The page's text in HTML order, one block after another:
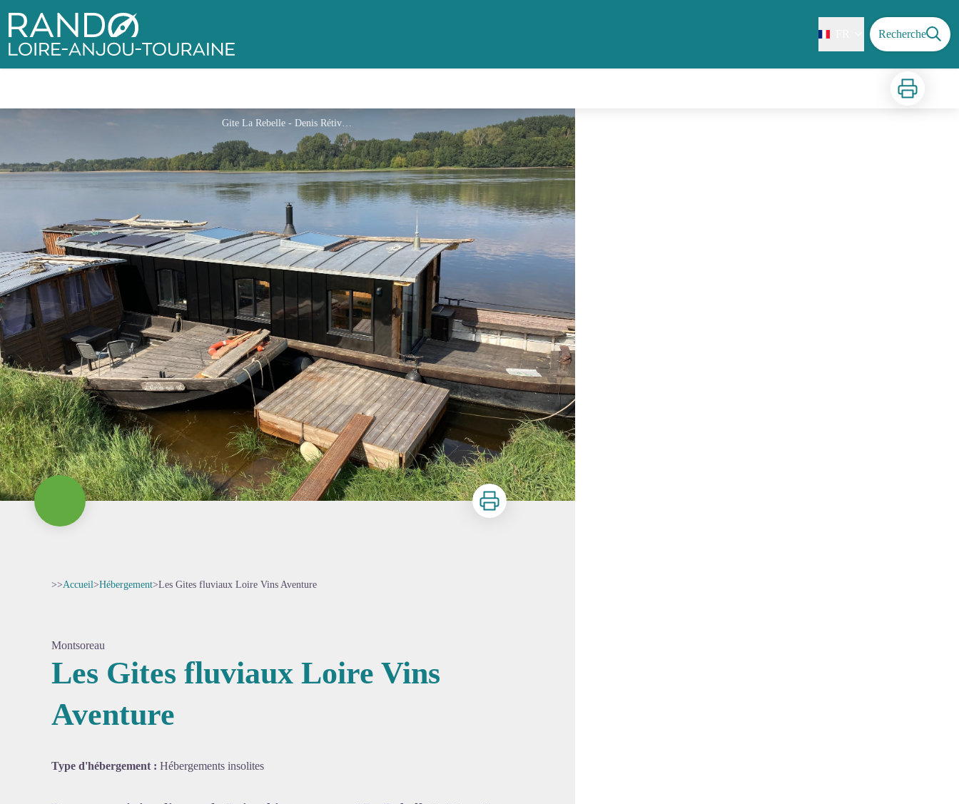
Rando Loire-Anjou-Touraine Recherche
Imprimer
Gite La Rebelle - Denis Rétiveau
Imprimer
>>Accueil>Hébergement>Les Gites fluviaux Loire Vins Aventure
Montsoreau
Les Gites fluviaux Loire Vins
Aventure
Type d'hébergement : Hébergements insolites